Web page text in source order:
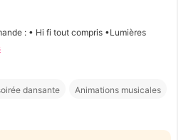
: • Hi fi tout compris •Lumières
dansante Animations musicales